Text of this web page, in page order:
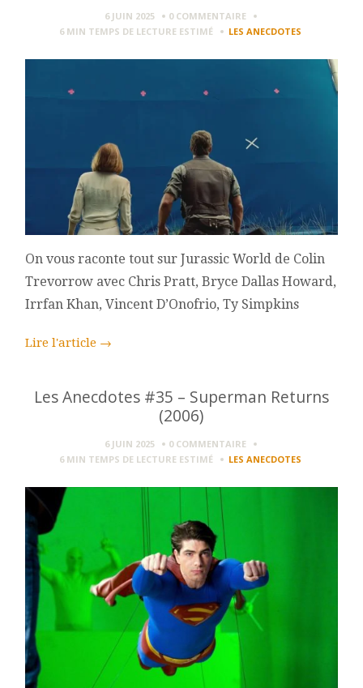
6 JUIN 2025
0 COMMENTAIRE
6 MIN TEMPS DE LECTURE ESTIMÉ LES ANECDOTES
On vous raconte tout sur Jurassic World de Colin
Trevorrow avec Chris Pratt, Bryce Dallas Howard,
Irrfan Khan, Vincent D’Onofrio, Ty Simpkins
Lire l'article →
Les Anecdotes #35 – Superman Returns
(2006)
6 JUIN 2025
0 COMMENTAIRE
6 MIN TEMPS DE LECTURE ESTIMÉ LES ANECDOTES